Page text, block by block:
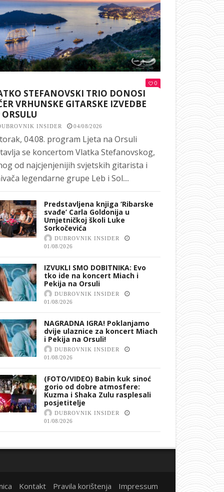
0
STEFANOVSKI TRIO DONOSI
VRHUNSKE GITARSKE IZVEDBE
INSIDER 04/08/2026
04.08. program Ljeta na Orsuli
se koncertom Vlatka Stefanovskog,
od najcjenjenijih svjetskih gitarista i
legendarne grupe Leb i Sol....
Predstavljena knjiga ‘Ribarske
svađe’ Carla Goldonija u
Umjetničkoj školi Luke
Sorkočevića
DUBROVNIK INSIDER
01/08/2026
IZVUKLI SMO DOBITNIKA: Evo
tko ide na koncert Miach i
Pekija na Orsuli
DUBROVNIK INSIDER
01/08/2026
NAGRADNA IGRA! Poklanjamo
dvije ulaznice za koncert Miach
i Pekija na Orsuli!
DUBROVNIK INSIDER
01/08/2026
(FOTO/VIDEO) Babin kuk sinoć
gorio od dobre atmosfere:
Kuzma i Shaka Zulu rasplesali
posjetitelje
DUBROVNIK INSIDER
01/08/2026
Kontakt Pravila korištenja Impressum